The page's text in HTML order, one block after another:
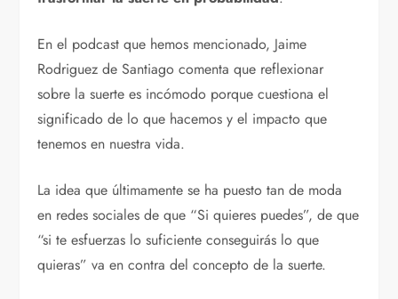
En el podcast que hemos mencionado, Jaime
Rodriguez de Santiago comenta que reflexionar
sobre la suerte es incómodo porque cuestiona el
significado de lo que hacemos y el impacto que
tenemos en nuestra vida.
La idea que últimamente se ha puesto tan de moda
en redes sociales de que “Si quieres puedes”, de que
“si te esfuerzas lo suficiente conseguirás lo que
quieras” va en contra del concepto de la suerte.